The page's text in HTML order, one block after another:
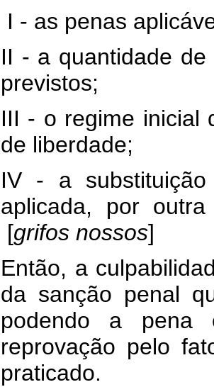
I - as penas
II - a quantidade
previstos;
III - o regime inicial
de liberdade;
IV - a
aplicada, por
[grifos nossos]
Então, a
da sanção penal
podendo a pena
reprovação pelo
praticado.